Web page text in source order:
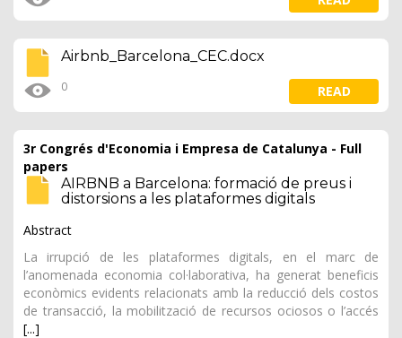
Airbnb_Barcelona_CEC.docx
0 READ
3r Congrés d'Economia i Empresa de Catalunya - Full
papers
AIRBNB a Barcelona: formació de preus i
distorsions a les plataformes digitals
Abstract
La irrupció de les plataformes digitals, en el marc de
l’anomenada economia col·laborativa, ha generat beneficis
econòmics evidents relacionats amb la reducció dels costos
de transacció, la mobilització de recursos ociosos o l’accés
[...]